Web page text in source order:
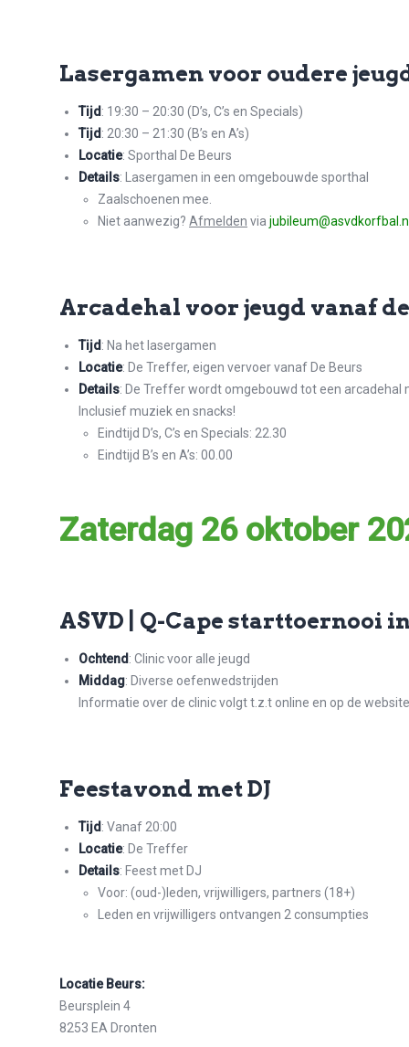
Lasergamen voor oudere
Tijd : 19:30 – 20:30 (D’s, C’s en Specials)
Tijd : 20:30 – 21:30 (B’s en A’s)
Locatie: Sporthal De Beurs
Details: Lasergamen in een omgebouwde sporthal
Zaalschoenen mee.
Niet aanwezig? Afmelden via
Arcadehal voor jeugd vanaf de
Tijd: Na het lasergamen
Locatie: De Treffer, eigen vervoer vanaf De Beurs
Details: De Treffer wordt omgebouwd tot een arcadehal
Inclusief muziek en snacks!
Eindtijd D’s, C’s en Specials: 22.30
Eindtijd B’s en A’s: 00.00
Zaterdag 26 oktober
ASVD | Q-Cape starttoernooi
Ochtend : Clinic voor alle jeugd
Middag: Diverse oefenwedstrijden
Informatie over de clinic volgt t.z.t online en op de website
Feestavond met DJ
Tijd : Vanaf 20:00
Locatie: De Treffer
Details: Feest met DJ
Voor: (oud-)leden, vrijwilligers, partners (18+)
Leden en vrijwilligers ontvangen 2 consumpties
Locatie Beurs:
Beursplein 4
8253 EA Dronten